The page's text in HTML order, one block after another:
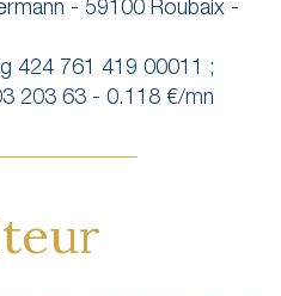
- 59100 Roubaix -
424 761 419 00011 ;
203 63 - 0.118 €/mn